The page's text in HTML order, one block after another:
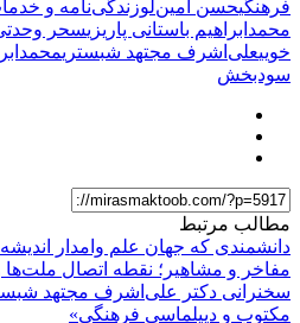
فرهنگیحسن امین‌لوزندگی‌نامه و
محمدابراهیم باستانی پاریزیسحر
خوییعلی‌اشرف مجتهد شبستری
سودبخش
مطالب مرتبط
دانشمندی که جهان علم وامدار
مفاخر و مشاهیر؛ نقطه اتصال ملت‌ها
سخنرانی دکتر علی‌اشرف مجتهد
مکتوب و دیپلماسی فرهنگی»